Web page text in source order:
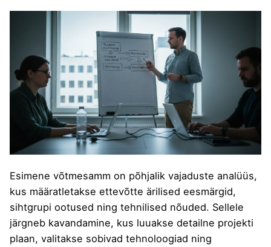
Esimene võtmesamm on põhjalik vajaduste analüüs,
kus määratletakse ettevõtte ärilised eesmärgid,
sihtgrupi ootused ning tehnilised nõuded. Sellele
järgneb kavandamine, kus luuakse detailne projekti
plaan, valitakse sobivad tehnoloogiad ning